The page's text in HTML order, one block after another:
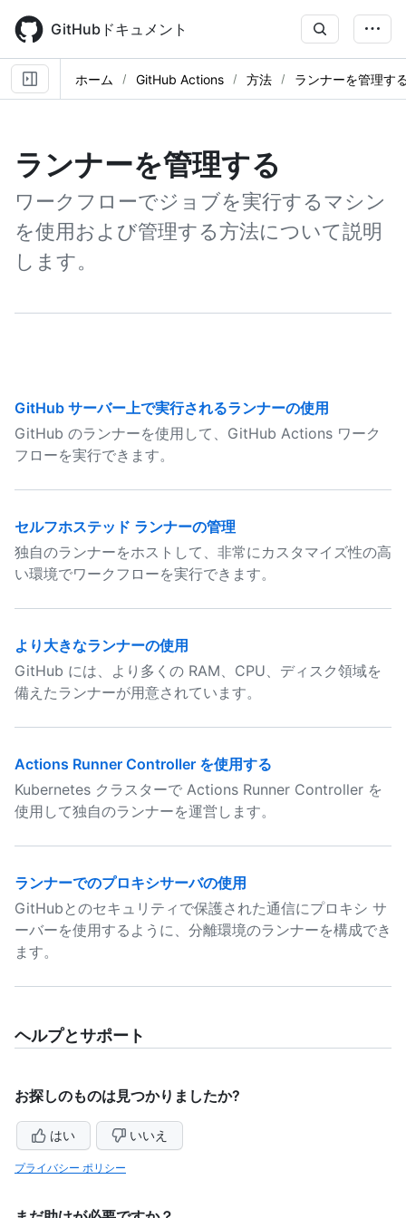
main
content
GitHubドキュメント
ホーム GitHub Actions 方法 ランナーを管理す
ランナーを管理する
ワークフローでジョブを実行するマシン
を使用および管理する方法について説明
します。
GitHub サーバー上で実行されるランナーの使用
GitHub のランナーを使用して、GitHub Actions ワーク
フローを実行できます。
セルフホステッド ランナーの管理
独自のランナーをホストして、非常にカスタマイズ性の高
い環境でワークフローを実行できます。
より大きなランナーの使用
GitHub には、より多くの RAM、CPU、ディスク領域を
備えたランナーが用意されています。
Actions Runner Controller を使用する
Kubernetes クラスターで Actions Runner Controller を
使用して独自のランナーを運営します。
ランナーでのプロキシサーバの使用
GitHubとのセキュリティで保護された通信にプロキシ サ
ーバーを使用するように、分離環境のランナーを構成でき
ます。
ヘルプとサポート
お探しのものは見つかりましたか?
はい いいえ
プライバシー ポリシー